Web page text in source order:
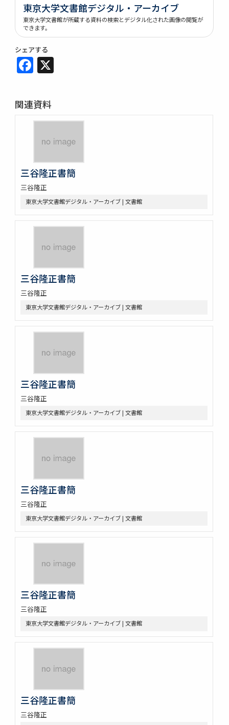
東京大学文書館デジタル・アーカイブ
東京大学文書館が所蔵する資料の検索とデジタル化された画像の閲覧が
できます。
シェアする
Facebook
関連資料
三谷隆正書簡
三谷隆正
東京大学文書館デジタル・アーカイブ | 文書館
三谷隆正書簡
三谷隆正
東京大学文書館デジタル・アーカイブ | 文書館
三谷隆正書簡
三谷隆正
東京大学文書館デジタル・アーカイブ | 文書館
三谷隆正書簡
三谷隆正
東京大学文書館デジタル・アーカイブ | 文書館
三谷隆正書簡
三谷隆正
東京大学文書館デジタル・アーカイブ | 文書館
三谷隆正書簡
三谷隆正